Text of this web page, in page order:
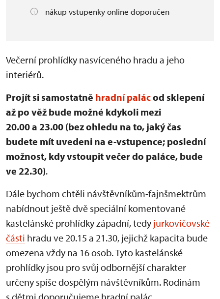
nákup vstupenky online doporučen
Večerní prohlídky nasvíceného hradu a jeho
interiérů.
Projít si samostatně hradní palácod sklepení
až po věž bude možné kdykoli mezi
20.00 a 23.00 (bez ohledu na to, jaký čas
budete mít uvedeni na e-vstupence; poslední
možnost, kdy vstoupit večer do paláce, bude
ve 22.30).
Dále bychom chtěli návštěvníkům-fajnšmektrům
nabídnout ještě dvě speciální komentované
kastelánské prohlídky západní, tedy jurkovičovské
části hradu ve 20.15 a 21.30, jejichž kapacita bude
omezena vždy na 16 osob.Tyto kastelánské
prohlídky jsou pro svůj odbornější charakter
určeny spíše dospělým návštěvníkům. Rodinám